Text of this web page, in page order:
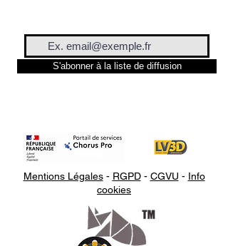
S'abonner à la liste de diffusion
Mentions Légales- RGPD- CGVU - Info
cookies